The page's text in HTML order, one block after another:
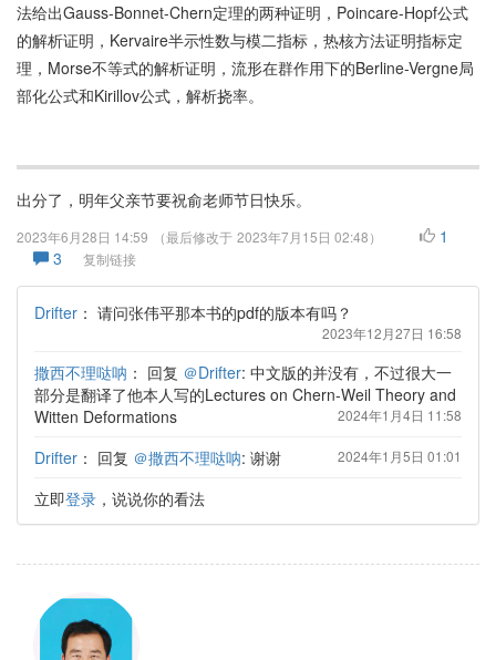
法给出Gauss-Bonnet-Chern定理的两种证明，Poincare-Hopf公式
的解析证明，Kervaire半示性数与模二指标，热核方法证明指标定
理，Morse不等式的解析证明，流形在群作用下的Berline-Vergne局
部化公式和Kirillov公式，解析挠率。
出分了，明年父亲节要祝俞老师节日快乐。
2023年6月28日 14:59 （最后修改于 2023年7月15日 02:48）
1
3
复制链接
Drifter ： 请问张伟平那本书的pdf的版本有吗？
2023年12月27日 16:58
撒西不理哒呐 ： 回复 ＠Drifter: 中文版的并没有，不过很大一
部分是翻译了他本人写的Lectures on Chern-Weil Theory and
Witten Deformations
2024年1月4日 11:58
Drifter ： 回复 ＠撒西不理哒呐: 谢谢 2024年1月5日 01:01
立即登录 ，说说你的看法